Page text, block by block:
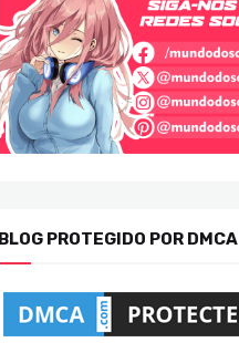
BLOG PROTEGIDO POR DMCA